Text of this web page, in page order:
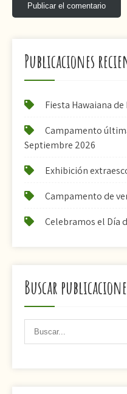
Publicaciones
Fiesta Hawaiana
Campamento
Septiembre 2026
Exhibición
Campamento de
Celebramos el Día
Buscar